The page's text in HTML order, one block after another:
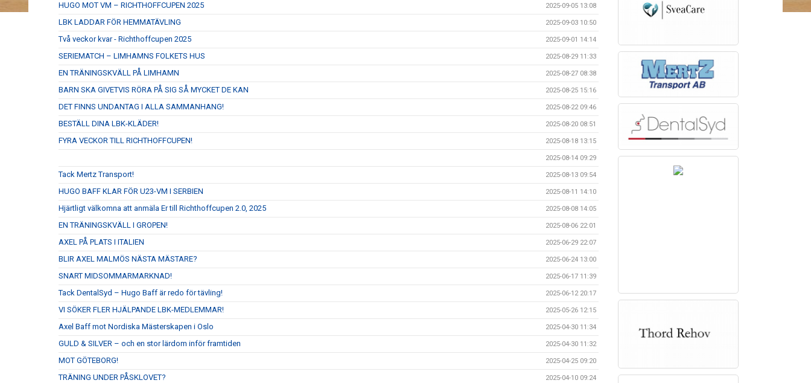
HUGO MOT VM – RICHTHOFFCUPEN 2025 2025-09-05 13:08
LBK LADDAR FÖR HEMMATÄVLING 2025-09-03 10:50
Två veckor kvar - Richthoffcupen 2025 2025-09-01 14:14
SERIEMATCH – LIMHAMNS FOLKETS HUS 2025-08-29 11:33
EN TRÄNINGSKVÄLL PÅ LIMHAMN 2025-08-27 08:38
BARN SKA GIVETVIS RÖRA PÅ SIG SÅ MYCKET DE KAN 2025-08-25 15:16
DET FINNS UNDANTAG I ALLA SAMMANHANG! 2025-08-22 09:46
BESTÄLL DINA LBK-KLÄDER! 2025-08-20 08:51
FYRA VECKOR TILL RICHTHOFFCUPEN! 2025-08-18 13:15
2025-08-14 09:29
Tack Mertz Transport! 2025-08-13 09:54
HUGO BAFF KLAR FÖR U23-VM I SERBIEN 2025-08-11 14:10
Hjärtligt välkomna att anmäla Er till Richthoffcupen 2.0, 2025 2025-08-08 14:05
EN TRÄNINGSKVÄLL I GROPEN! 2025-08-06 22:01
AXEL PÅ PLATS I ITALIEN 2025-06-29 22:07
BLIR AXEL MALMÖS NÄSTA MÄSTARE? 2025-06-24 13:00
SNART MIDSOMMARMARKNAD! 2025-06-17 11:39
Tack DentalSyd – Hugo Baff är redo för tävling! 2025-06-12 20:17
VI SÖKER FLER HJÄLPANDE LBK-MEDLEMMAR! 2025-05-26 12:15
Axel Baff mot Nordiska Mästerskapen i Oslo 2025-04-30 11:34
GULD & SILVER – och en stor lärdom inför framtiden 2025-04-30 11:32
MOT GÖTEBORG! 2025-04-25 09:20
TRÄNING UNDER PÅSKLOVET? 2025-04-10 09:24